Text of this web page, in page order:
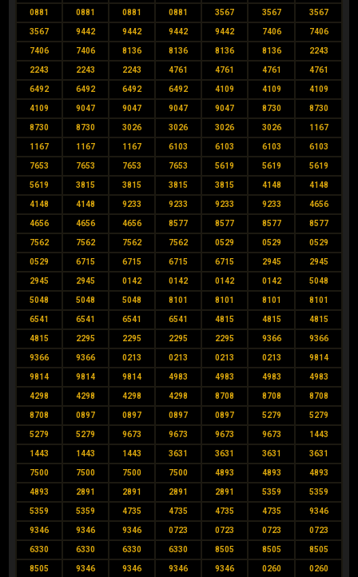
0881 0881 0881 0881 3567 3567 3567
3567 9442 9442 9442 9442 7406 7406
7406 7406 8136 8136 8136 8136 2243
2243 2243 2243 4761 4761 4761 4761
6492 6492 6492 6492 4109 4109 4109
4109 9047 9047 9047 9047 8730 8730
8730 8730 3026 3026 3026 3026 1167
1167 1167 1167 6103 6103 6103 6103
7653 7653 7653 7653 5619 5619 5619
5619 3815 3815 3815 3815 4148 4148
4148 4148 9233 9233 9233 9233 4656
4656 4656 4656 8577 8577 8577 8577
7562 7562 7562 7562 0529 0529 0529
0529 6715 6715 6715 6715 2945 2945
2945 2945 0142 0142 0142 0142 5048
5048 5048 5048 8101 8101 8101 8101
6541 6541 6541 6541 4815 4815 4815
4815 2295 2295 2295 2295 9366 9366
9366 9366 0213 0213 0213 0213 9814
9814 9814 9814 4983 4983 4983 4983
4298 4298 4298 4298 8708 8708 8708
8708 0897 0897 0897 0897 5279 5279
5279 5279 9673 9673 9673 9673 1443
1443 1443 1443 3631 3631 3631 3631
7500 7500 7500 7500 4893 4893 4893
4893 2891 2891 2891 2891 5359 5359
5359 5359 4735 4735 4735 4735 9346
9346 9346 9346 0723 0723 0723 0723
6330 6330 6330 6330 8505 8505 8505
8505 9346 9346 9346 9346 0260 0260